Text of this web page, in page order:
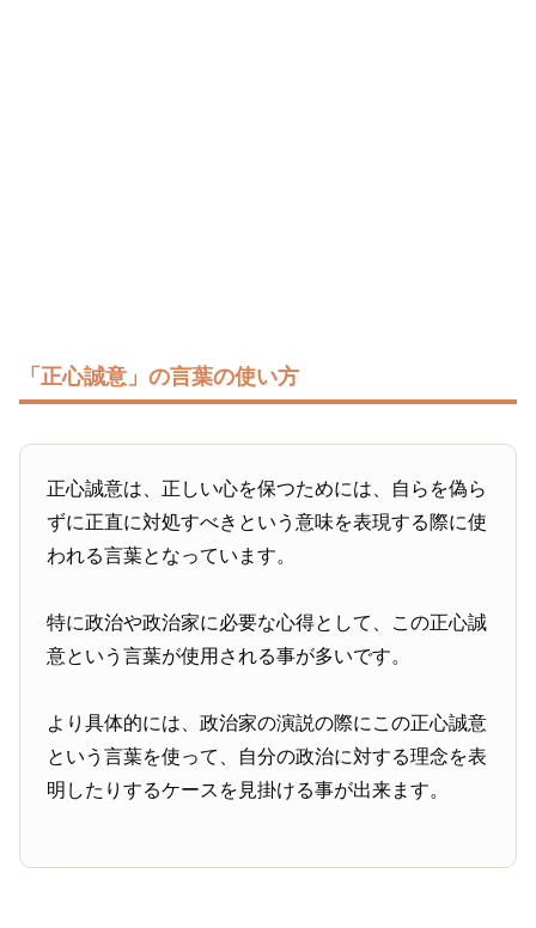
「正心誠意」の言葉の使い方
正心誠意は、正しい心を保つためには、自らを偽ら
ずに正直に対処すべきという意味を表現する際に使
われる言葉となっています。
特に政治や政治家に必要な心得として、この正心誠
意という言葉が使用される事が多いです。
より具体的には、政治家の演説の際にこの正心誠意
という言葉を使って、自分の政治に対する理念を表
明したりするケースを見掛ける事が出来ます。